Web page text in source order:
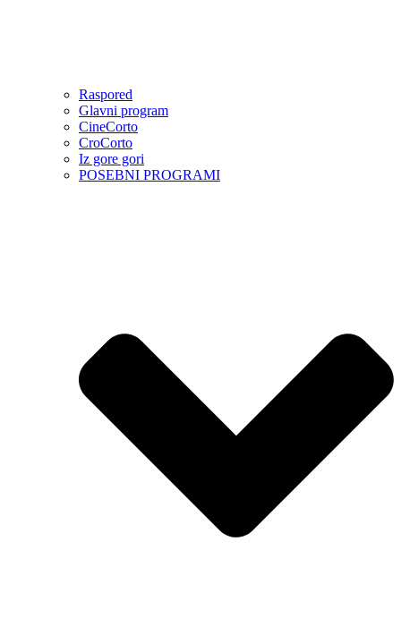
Raspored
Glavni program
CineCorto
CroCorto
Iz gore gori
POSEBNI PROGRAMI